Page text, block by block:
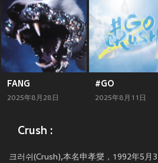
FANG
2025年8月28日
#GO
2025年8月11日
Crush :
크러쉬(Crush),本名申孝燮，1992年5月